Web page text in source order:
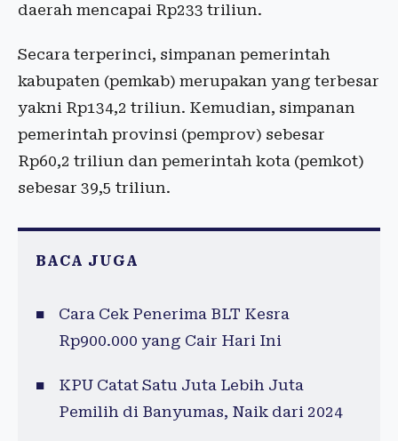
daerah mencapai Rp233 triliun.
Secara terperinci, simpanan pemerintah
kabupaten (pemkab) merupakan yang terbesar
yakni Rp134,2 triliun. Kemudian, simpanan
pemerintah provinsi (pemprov) sebesar
Rp60,2 triliun dan pemerintah kota (pemkot)
sebesar 39,5 triliun.
BACA JUGA
Cara Cek Penerima BLT Kesra
Rp900.000 yang Cair Hari Ini
KPU Catat Satu Juta Lebih Juta
Pemilih di Banyumas, Naik dari 2024